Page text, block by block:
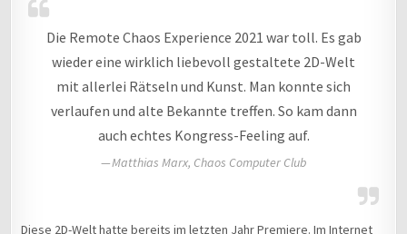
Die Remote Chaos Experience 2021 war toll. Es gab
wieder eine wirklich liebevoll gestaltete 2D-Welt
mit allerlei Rätseln und Kunst. Man konnte sich
verlaufen und alte Bekannte treffen. So kam dann
auch echtes Kongress-Feeling auf.
Matthias Marx, Chaos Computer Club
Diese 2D-Welt hatte bereits im letzten Jahr Premiere. Im Internet